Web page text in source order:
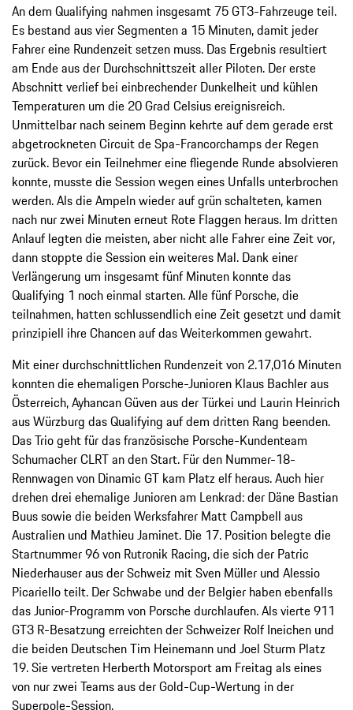
An dem Qualifying nahmen insgesamt 75 GT3-Fahrzeuge teil.
Es bestand aus vier Segmenten a 15 Minuten, damit jeder
Fahrer eine Rundenzeit setzen muss. Das Ergebnis resultiert
am Ende aus der Durchschnittszeit aller Piloten. Der erste
Abschnitt verlief bei einbrechender Dunkelheit und kühlen
Temperaturen um die 20 Grad Celsius ereignisreich.
Unmittelbar nach seinem Beginn kehrte auf dem gerade erst
abgetrockneten Circuit de Spa-Francorchamps der Regen
zurück. Bevor ein Teilnehmer eine fliegende Runde absolvieren
konnte, musste die Session wegen eines Unfalls unterbrochen
werden. Als die Ampeln wieder auf grün schalteten, kamen
nach nur zwei Minuten erneut Rote Flaggen heraus. Im dritten
Anlauf legten die meisten, aber nicht alle Fahrer eine Zeit vor,
dann stoppte die Session ein weiteres Mal. Dank einer
Verlängerung um insgesamt fünf Minuten konnte das
Qualifying 1 noch einmal starten. Alle fünf Porsche, die
teilnahmen, hatten schlussendlich eine Zeit gesetzt und damit
prinzipiell ihre Chancen auf das Weiterkommen gewahrt.
Mit einer durchschnittlichen Rundenzeit von 2.17,016 Minuten
konnten die ehemaligen Porsche-Junioren Klaus Bachler aus
Österreich, Ayhancan Güven aus der Türkei und Laurin Heinrich
aus Würzburg das Qualifying auf dem dritten Rang beenden.
Das Trio geht für das französische Porsche-Kundenteam
Schumacher CLRT an den Start. Für den Nummer-18-
Rennwagen von Dinamic GT kam Platz elf heraus. Auch hier
drehen drei ehemalige Junioren am Lenkrad: der Däne Bastian
Buus sowie die beiden Werksfahrer Matt Campbell aus
Australien und Mathieu Jaminet. Die 17. Position belegte die
Startnummer 96 von Rutronik Racing, die sich der Patric
Niederhauser aus der Schweiz mit Sven Müller und Alessio
Picariello teilt. Der Schwabe und der Belgier haben ebenfalls
das Junior-Programm von Porsche durchlaufen. Als vierte 911
GT3 R-Besatzung erreichten der Schweizer Rolf Ineichen und
die beiden Deutschen Tim Heinemann und Joel Sturm Platz
19. Sie vertreten Herberth Motorsport am Freitag als eines
von nur zwei Teams aus der Gold-Cup-Wertung in der
Superpole-Session.